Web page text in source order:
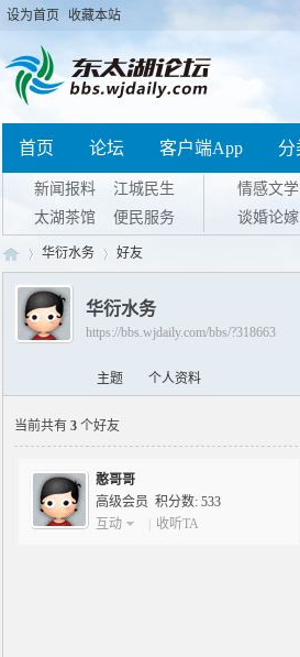
设为首页 收藏本站
首页 论坛 客户端App 分
新闻报料
江城民生
太湖茶馆
便民服务
情感文学
谈婚论嫁
›
华衍水务 好友
华衍水务
https://bbs.wjdaily.com/bbs/?318663
主题 个人资料
当前共有 3 个好友
憨哥哥
高级会员 积分数: 533
互动
收听TA